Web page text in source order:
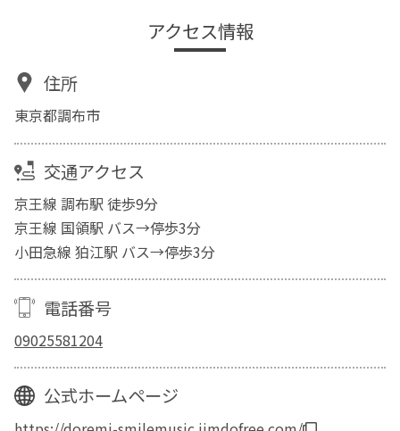
アクセス情報
住所
東京都調布市
交通アクセス
京王線 調布駅 徒歩9分
京王線 国領駅 バス→停歩3分
小田急線 狛江駅 バス→停歩3分
電話番号
09025581204
公式ホームページ